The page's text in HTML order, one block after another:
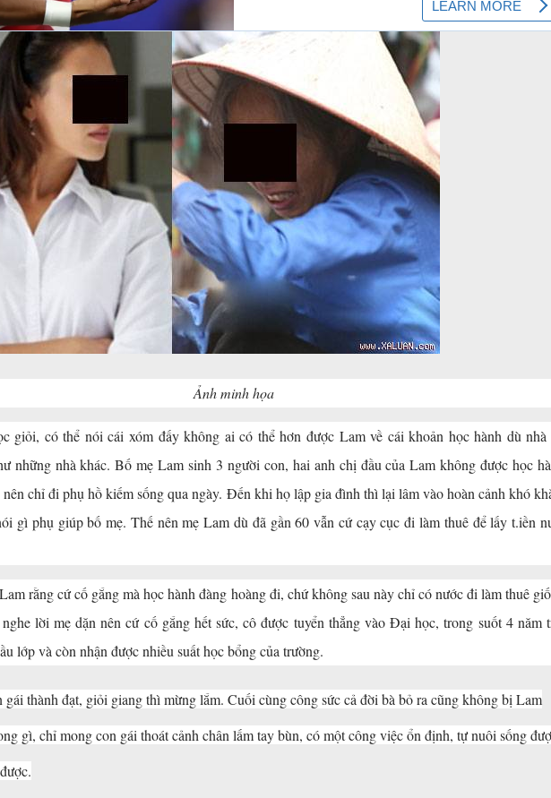
Ảnh minh họa
giỏi, có thể nói cái xóm đấy không ai có thể hơn được Lam về cái khoản học hành dù nhà
những nhà khác. Bố mẹ Lam sinh 3 người con, hai anh chị đầu của Lam không được học
chỉ đi phụ hồ kiếm sống qua ngày. Đến khi họ lập gia đình thì lại lâm vào hoàn cảnh khó
gì phụ giúp bố mẹ. Thế nên mẹ Lam dù đã gần 60 vẫn cứ cạy cục đi làm thuê để lấy t.iền
rằng cứ cố gắng mà học hành đàng hoàng đi, chứ không sau này chỉ có nước đi làm thuê
lời mẹ dặn nên cứ cố gắng hết sức, cô được tuyển thẳng vào Đại học, trong suốt 4 năm
lớp và còn nhận được nhiều suất học bổng của trường.
thành đạt, giỏi giang thì mừng lắm. Cuối cùng công sức cả đời bà bỏ ra cũng không bị Lam
gì, chỉ mong con gái thoát cảnh chân lấm tay bùn, có một công việc ổn định, tự nuôi sống